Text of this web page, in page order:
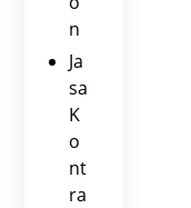
n
Ja
sa
K
o
nt
ra